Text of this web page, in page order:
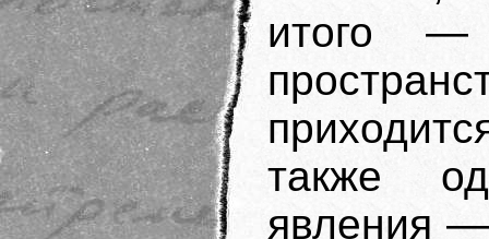
итого
также
явления